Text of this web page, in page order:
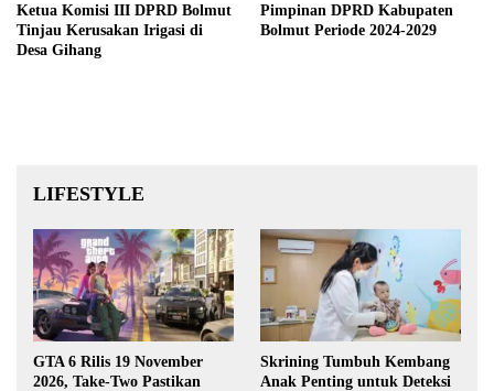
Ketua Komisi III DPRD Bolmut
Tinjau Kerusakan Irigasi di
Desa Gihang
Pimpinan DPRD Kabupaten
Bolmut Periode 2024-2029
LIFESTYLE
GTA 6 Rilis 19 November
2026, Take-Two Pastikan
Skrining Tumbuh Kembang
Anak Penting untuk Deteksi